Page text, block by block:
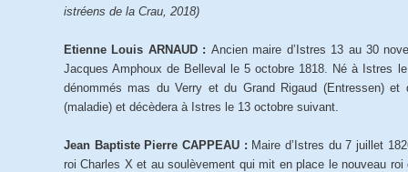
istréens de la Crau, 2018)
Etienne Louis ARNAUD : Ancien maire d’Istres 13 au 30
Jacques Amphoux de Belleval le 5 octobre 1818. Né à Istres
dénommés mas du Verry et du Grand Rigaud (Entressen)
(maladie) et décèdera à Istres le 13 octobre suivant.
Jean Baptiste Pierre CAPPEAU : Maire d’Istres du 7 juillet
roi Charles X et au soulèvement qui mit en place le nouveau